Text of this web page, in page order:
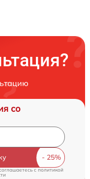
со
c политикой